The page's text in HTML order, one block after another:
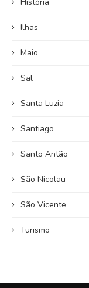
Ilhas
Maio
Sal
Santa Luzia
Santiago
Santo Antão
São Nicolau
São Vicente
Turismo